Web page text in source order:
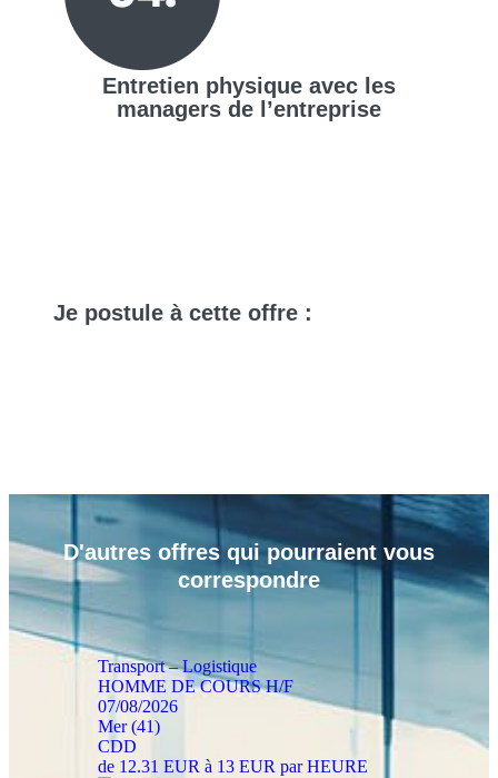
Entretien physique avec les
managers de l’entreprise
Je postule à cette offre :
D'autres offres qui pourraient vous
correspondre
Transport – Logistique
HOMME DE COURS H/F
07/08/2026
Mer (41)
CDD
de 12.31 EUR à 13 EUR par HEURE